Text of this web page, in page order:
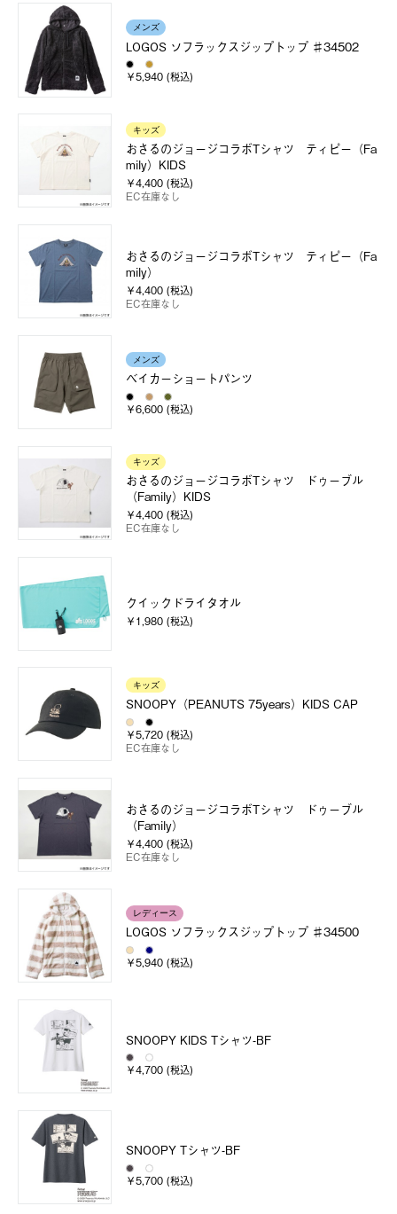
メンズ
LOGOS ソフラックスジップトップ ♯34502
￥5,940 (税込)
キッズ
おさるのジョージコラボTシャツ ティピー（Fa
mily）KIDS
￥4,400 (税込)
EC在庫なし
おさるのジョージコラボTシャツ ティピー（Fa
mily）
￥4,400 (税込)
EC在庫なし
メンズ
ベイカーショートパンツ
￥6,600 (税込)
キッズ
おさるのジョージコラボTシャツ ドゥーブル
（Family）KIDS
￥4,400 (税込)
EC在庫なし
クイックドライタオル
￥1,980 (税込)
キッズ
SNOOPY（PEANUTS 75years）KIDS CAP
￥5,720 (税込)
EC在庫なし
おさるのジョージコラボTシャツ ドゥーブル
（Family）
￥4,400 (税込)
EC在庫なし
レディース
LOGOS ソフラックスジップトップ ♯34500
￥5,940 (税込)
SNOOPY KIDS Tシャツ-BF
￥4,700 (税込)
SNOOPY Tシャツ-BF
￥5,700 (税込)